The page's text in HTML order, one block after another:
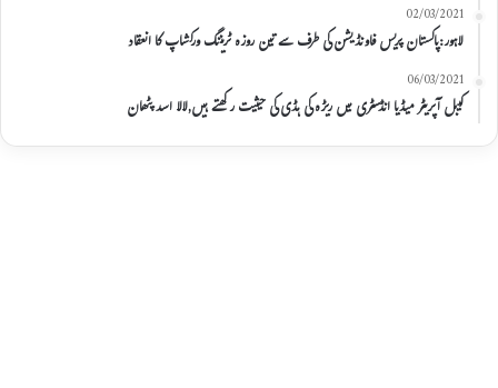
02/03/2021
لاہور:پاکستان پریس فاونڈیشن کی طرف سے تین روزہ ٹریننگ ورکشاپ کا انعقاد
06/03/2021
کیبل آپریٹر میڈیا انڈسٹری میں ریڑہ کی ہڈی کی حیثیت رکھتے ہیں,لالا اسد پٹھان